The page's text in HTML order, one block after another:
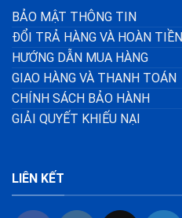
BẢO MẬT THÔNG TIN
ĐỔI TRẢ HÀNG VÀ HOÀN TIỀN
HƯỚNG DẪN MUA HÀNG
GIAO HÀNG VÀ THANH TOÁN
CHÍNH SÁCH BẢO HÀNH
GIẢI QUYẾT KHIẾU NẠI
LIÊN KẾT